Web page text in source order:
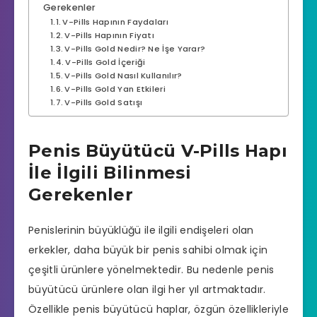
Gerekenler
V-Pills Hapının Faydaları
V-Pills Hapının Fiyatı
V-Pills Gold Nedir? Ne İşe Yarar?
V-Pills Gold İçeriği
V-Pills Gold Nasıl Kullanılır?
V-Pills Gold Yan Etkileri
V-Pills Gold Satışı
Penis Büyütücü V-Pills Hapı
İle İlgili Bilinmesi
Gerekenler
Penislerinin büyüklüğü ile ilgili endişeleri olan
erkekler, daha büyük bir penis sahibi olmak için
çeşitli ürünlere yönelmektedir. Bu nedenle penis
büyütücü ürünlere olan ilgi her yıl artmaktadır.
Özellikle penis büyütücü haplar, özgün özellikleriyle